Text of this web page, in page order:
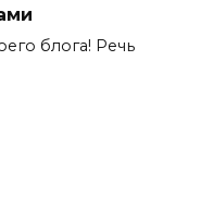
блога! Речь